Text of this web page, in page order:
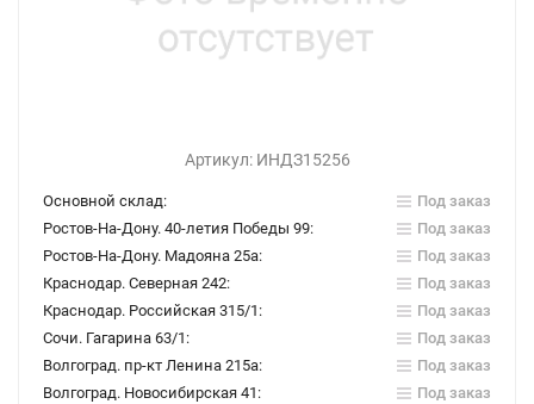
Артикул: ИНДЗ15256
Основной склад:
Под заказ
Ростов-На-Дону. 40-летия Победы 99:
Под заказ
Ростов-На-Дону. Мадояна 25а:
Под заказ
Краснодар. Северная 242:
Под заказ
Краснодар. Российская 315/1:
Под заказ
Сочи. Гагарина 63/1:
Под заказ
Волгоград. пр-кт Ленина 215а:
Под заказ
Волгоград. Новосибирская 41:
Под заказ